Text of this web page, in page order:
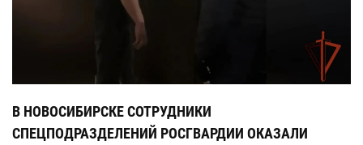
В НОВОСИБИРСКЕ СОТРУДНИКИ
СПЕЦПОДРАЗДЕЛЕНИЙ РОСГВАРДИИ ОКАЗАЛИ